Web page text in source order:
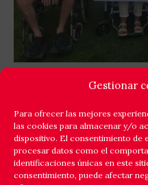
Gestionar
Para ofrecer las mejores
las cookies para almacenar y/o
dispositivo. El consentimiento de
procesar datos como el
identificaciones únicas en este
consentimiento, puede afectar
GOLES X LA ELA:
SOLIDARIDAD
Cáceres respondió a la
reunió en el estadio
de